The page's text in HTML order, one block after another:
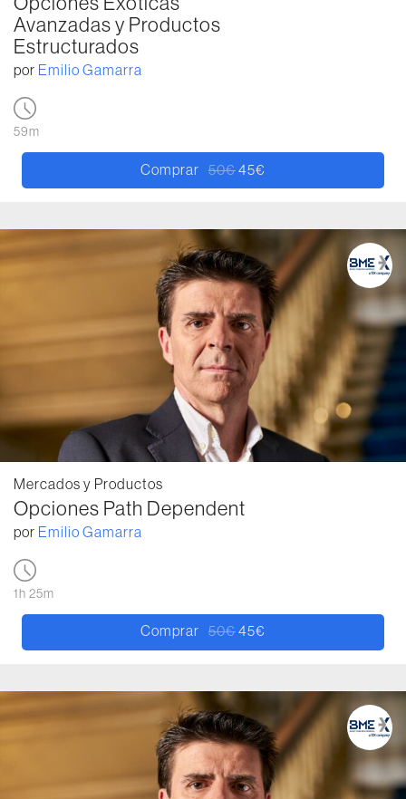
Avanzadas y Productos
Estructurados
por Emilio Gamarra
59m
Comprar 50€
El precio original era: 50€.
45€
El precio actual es: 45€.
Mercados y Productos
Opciones Path Dependent
por Emilio Gamarra
1h 25m
Comprar 50€
El precio original era: 50€.
45€
El precio actual es: 45€.